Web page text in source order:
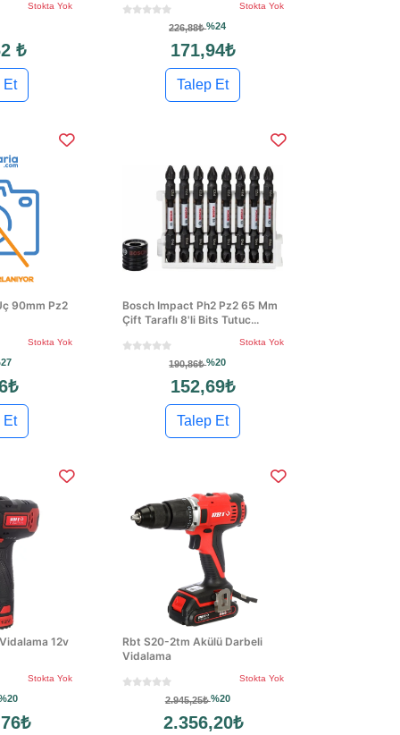
Stokta Yok
₺
Et
Stokta Yok
226,88₺%24
171,94₺
Talep Et
90mm Pz2
Stokta Yok
Et
Bosch Impact Ph2 Pz2 65 Mm
Çift Taraflı 8'li Bits Tutuc...
Stokta Yok
190,86₺%20
152,69₺
Talep Et
12v
Stokta Yok
Rbt S20-2tm Akülü Darbeli
Vidalama
Stokta Yok
2.945,25₺%20
2.356,20₺